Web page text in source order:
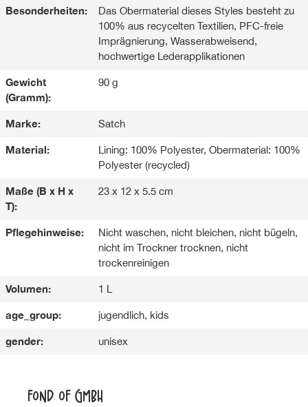
Besonderheiten:
Das Obermaterial dieses Styles besteht zu
100% aus recycelten Textilien, PFC-freie
Imprägnierung, Wasserabweisend,
hochwertige Lederapplikationen
Gewicht
(Gramm):
90 g
Marke: Satch
Material:
Lining: 100% Polyester, Obermaterial: 100%
Polyester (recycled)
Maße (B x H x
T):
23 x 12 x 5.5 cm
Pflegehinweise:
Nicht waschen, nicht bleichen, nicht bügeln,
nicht im Trockner trocknen, nicht
trockenreinigen
Volumen: 1 L
age_group: jugendlich, kids
gender: unisex
FOND OF GmbH